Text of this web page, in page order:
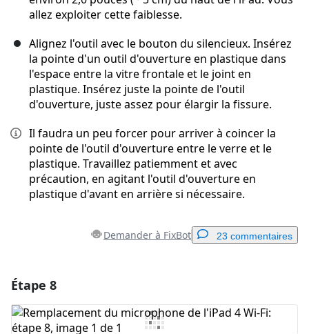
allez exploiter cette faiblesse.
Alignez l'outil avec le bouton du silencieux. Insérez
la pointe d'un outil d'ouverture en plastique dans
l'espace entre la vitre frontale et le joint en
plastique. Insérez juste la pointe de l'outil
d'ouverture, juste assez pour élargir la fissure.
Il faudra un peu forcer pour arriver à coincer la
pointe de l'outil d'ouverture entre le verre et le
plastique. Travaillez patiemment et avec
précaution, en agitant l'outil d'ouverture en
plastique d'avant en arrière si nécessaire.
Demander à FixBot 23 commentaires
Ajouter un commentaire
Étape 8